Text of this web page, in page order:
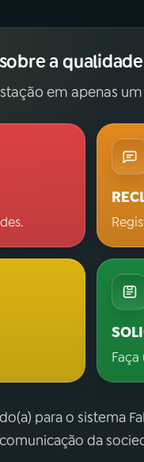
a
em apenas
para o sistema
da